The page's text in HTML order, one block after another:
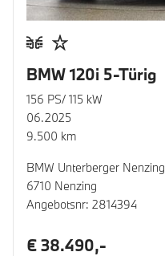
BMW 120i 5-Türig
156 PS/ 115 kW
06.2025
9.500 km
BMW Unterberger Nenzing
6710 Nenzing
Angebotsnr: 2814394
€ 38.490,-